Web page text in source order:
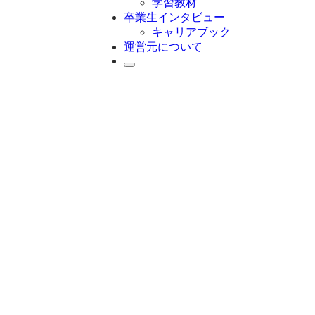
学習教材
卒業生インタビュー
キャリアブック
運営元について